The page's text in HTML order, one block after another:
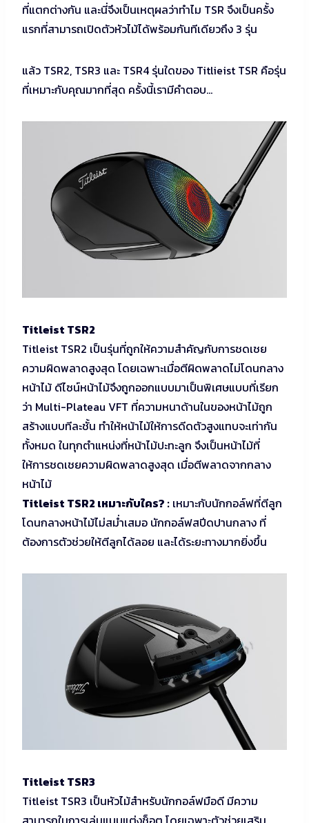
ที่แตกต่างกัน และนี่จึงเป็นเหตุผลว่าทำไม TSR จึงเป็นครั้ง
แรกที่สามารถเปิดตัวหัวไม้ได้พร้อมกันทีเดียวถึง 3 รุ่น
แล้ว TSR2, TSR3 และ TSR4 รุ่นใดของ Titlieist TSR คือรุ่น
ที่เหมาะกับคุณมากที่สุด ครั้งนี้เรามีคำตอบ…
Titleist TSR2
Titleist TSR2 เป็นรุ่นที่ถูกให้ความสำคัญกับการชดเชย
ความผิดพลาดสูงสุด โดยเฉพาะเมื่อตีผิดพลาดไม่โดนกลาง
หน้าไม้ ดีไซน์หน้าไม้จึงถูกออกแบบมาเป็นพิเศษแบบที่เรียก
ว่า Multi-Plateau VFT ที่ความหนาด้านในของหน้าไม้ถูก
สร้างแบบทีละชั้น ทำให้หน้าไม้ให้การดีดตัวสูงแทบจะเท่ากัน
ทั้งหมด ในทุกตำแหน่งที่หน้าไม้ปะทะลูก จึงเป็นหน้าไม้ที่
ให้การชดเชยความผิดพลาดสูงสุด เมื่อตีพลาดจากกลาง
หน้าไม้
Titleist TSR2 เหมาะกับใคร? : เหมาะกับนักกอล์ฟที่ตีลูก
โดนกลางหน้าไม้ไม่สม่ำเสมอ นักกอล์ฟสปีดปานกลาง ที่
ต้องการตัวช่วยให้ตีลูกได้ลอย และได้ระยะทางมากยิ่งขึ้น
Titleist TSR3
Titleist TSR3 เป็นหัวไม้สำหรับนักกอล์ฟมือดี มีความ